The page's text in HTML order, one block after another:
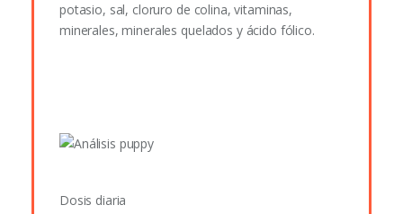
potasio, sal, cloruro de colina, vitaminas,
minerales, minerales quelados y ácido fólico.
Dosis diaria